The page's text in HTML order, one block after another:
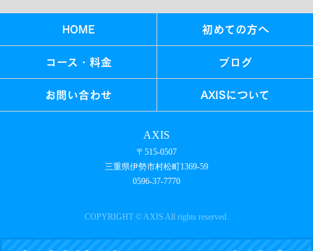
HOME 初めての方へ
コース・料金 ブログ
お問い合わせ AXISについて
AXIS
〒515-0507
三重県伊勢市村松町1369-59
0596-37-7770
COPYRIGHT © AXIS All rights reserved.